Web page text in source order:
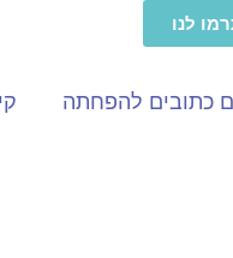
לנו
כתובים להפחתה